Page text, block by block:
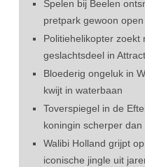
Spelen bij Beelen
pretpark gewoon
Politiehelikopter zoekt
geslachtsdeel in
Bloederig ongeluk in
kwijt in waterbaan
Toverspiegel in de
koningin scherper dan
Walibi Holland grijpt
iconische jingle uit